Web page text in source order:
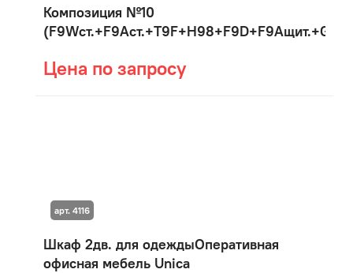
Композиция №10
(F9Wст.+F9Aст.+T9F+H98+F9D+F9Aщит.+G8B)
Цена по запросу
Шкаф 2дв. для одеждыОперативная
офисная мебель Unica
арт. 4116